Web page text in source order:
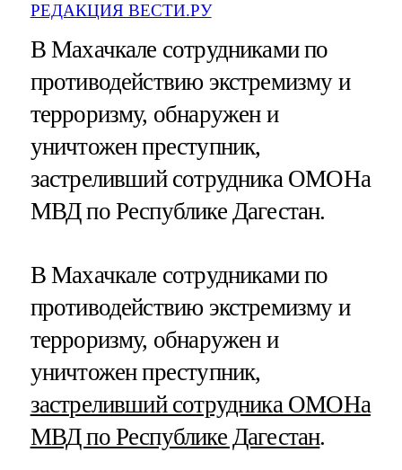
РЕДАКЦИЯ ВЕСТИ.РУ
В Махачкале сотрудниками по
противодействию экстремизму и
терроризму, обнаружен и
уничтожен преступник,
застреливший сотрудника ОМОНа
МВД по Республике Дагестан.
В Махачкале сотрудниками по
противодействию экстремизму и
терроризму, обнаружен и
уничтожен преступник,
застреливший сотрудника ОМОНа
МВД по Республике Дагестан.